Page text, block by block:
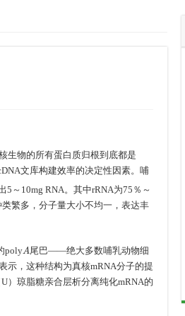
生物的所有蛋白质归根到底都是
文库构建效率的决定性因素。哺
～10mg RNA。其中rRNA为75％～
繁多，分子量大小不均一，表达丰
poly A 尾巴——绝大多数哺乳动物细
示，这种结构为真核mRNA分子的提
）琼脂糖亲合层析分离纯化mRNA的